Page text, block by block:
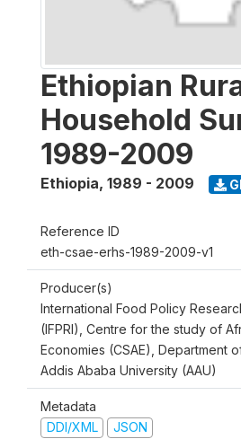
Ethiopian
Household
1989-2009
Ethiopia, 1989 - 2009
Reference ID
eth-csae-erhs-1989-2009-v1
Producer(s)
International Food Policy
(IFPRI), Centre for the study of
Economies (CSAE), Department
Addis Ababa University (AAU)
Metadata
DDI/XML
JSON